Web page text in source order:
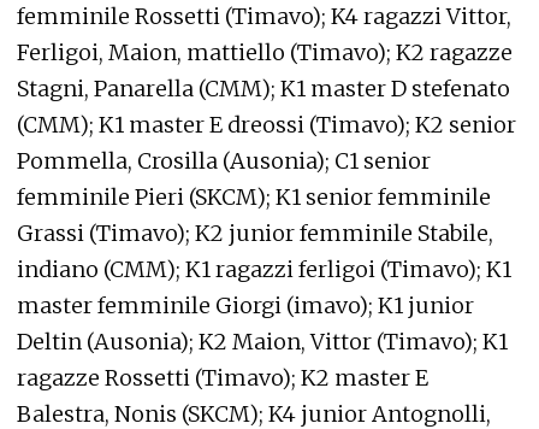
femminile Rossetti (Timavo); K4 ragazzi Vittor,
Ferligoi, Maion, mattiello (Timavo); K2 ragazze
Stagni, Panarella (CMM); K1 master D stefenato
(CMM); K1 master E dreossi (Timavo); K2 senior
Pommella, Crosilla (Ausonia); C1 senior
femminile Pieri (SKCM); K1 senior femminile
Grassi (Timavo); K2 junior femminile Stabile,
indiano (CMM); K1 ragazzi ferligoi (Timavo); K1
master femminile Giorgi (imavo); K1 junior
Deltin (Ausonia); K2 Maion, Vittor (Timavo); K1
ragazze Rossetti (Timavo); K2 master E
Balestra, Nonis (SKCM); K4 junior Antognolli,